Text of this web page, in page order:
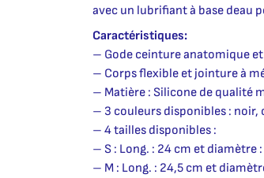
avec un lubrifiant à base
Caractéristiques:
– Gode ceinture anatomique
– Corps flexible et jointure à
– Matière : Silicone de qualité
– 3 couleurs disponibles : noir,
– 4 tailles disponibles :
– S : Long. : 24 cm et diamètre
– M : Long. : 24,5 cm et